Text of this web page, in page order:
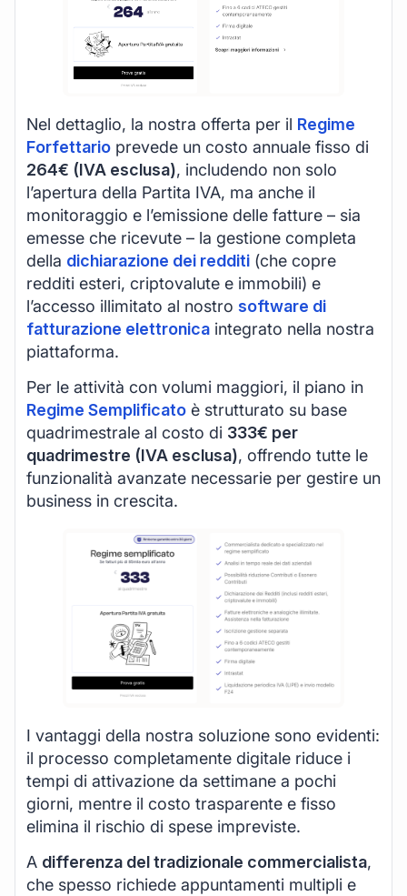
Nel dettaglio, la nostra offerta per il Regime
Forfettario prevede un costo annuale fisso di
264€ (IVA esclusa), includendo non solo
l’apertura della Partita IVA, ma anche il
monitoraggio e l’emissione delle fatture – sia
emesse che ricevute – la gestione completa
della dichiarazione dei redditi (che copre
redditi esteri, criptovalute e immobili) e
l’accesso illimitato al nostro software di
fatturazione elettronica integrato nella nostra
piattaforma.
Per le attività con volumi maggiori, il piano in
Regime Semplificato è strutturato su base
quadrimestrale al costo di 333€ per
quadrimestre (IVA esclusa), offrendo tutte le
funzionalità avanzate necessarie per gestire un
business in crescita.
I vantaggi della nostra soluzione sono evidenti:
il processo completamente digitale riduce i
tempi di attivazione da settimane a pochi
giorni, mentre il costo trasparente e fisso
elimina il rischio di spese impreviste.
A differenza del tradizionale commercialista,
che spesso richiede appuntamenti multipli e